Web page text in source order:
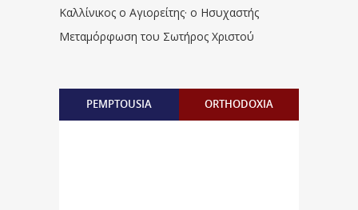
Καλλίνικος ο Αγιορείτης · ο Ησυχαστής
Μεταμόρφωση του Σωτήρος Χριστού
PEMPTOUSIA ORTHODOXIA